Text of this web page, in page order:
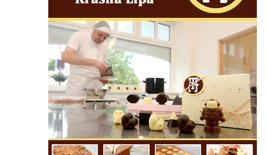
Sloup svatého Jana Nepomuckého v
Žibřidicích
Sloup svatého Jana Nepomuckého v
Janské
Sloup svatého Jana Nepomuckého v
Roudnici nad Labem
Sloup se sochou svatého Vavřince v
Roudnici nad Labem